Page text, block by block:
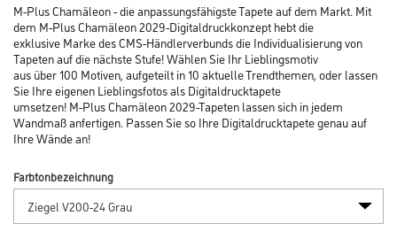
M-Plus Chamäleon - die anpassungsfähigste Tapete auf dem Markt. Mit
dem M-Plus Chamäleon 2029-Digitaldruckkonzept hebt die
exklusive Marke des CMS-Händlerverbunds die Individualisierung von
Tapeten auf die nächste Stufe! Wählen Sie Ihr Lieblingsmotiv
aus über 100 Motiven, aufgeteilt in 10 aktuelle Trendthemen, oder lassen
Sie Ihre eigenen Lieblingsfotos als Digitaldrucktapete
umsetzen! M-Plus Chamäleon 2029-Tapeten lassen sich in jedem
Wandmaß anfertigen. Passen Sie so Ihre Digitaldrucktapete genau auf
Ihre Wände an!
Farbtonbezeichnung